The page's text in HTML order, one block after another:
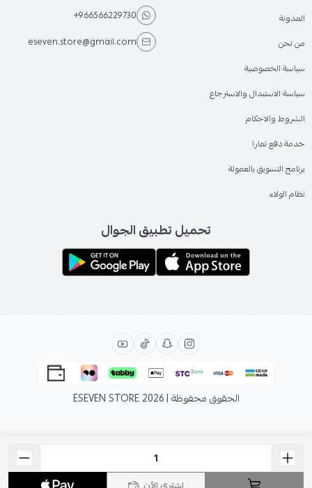
المدونة
من نحن
سياسة الخصوصية
سياسة الاستبدال والاسترجاع
الشروط والاحكام
خدمة دفع تمارا
برنامج التسويق بالعمولة
نظام الولاء
+966566229730
eseven.store@gmail.com
تحميل تطبيق الجوال
الحقوق محفوظة | 2026 ESEVEN STORE